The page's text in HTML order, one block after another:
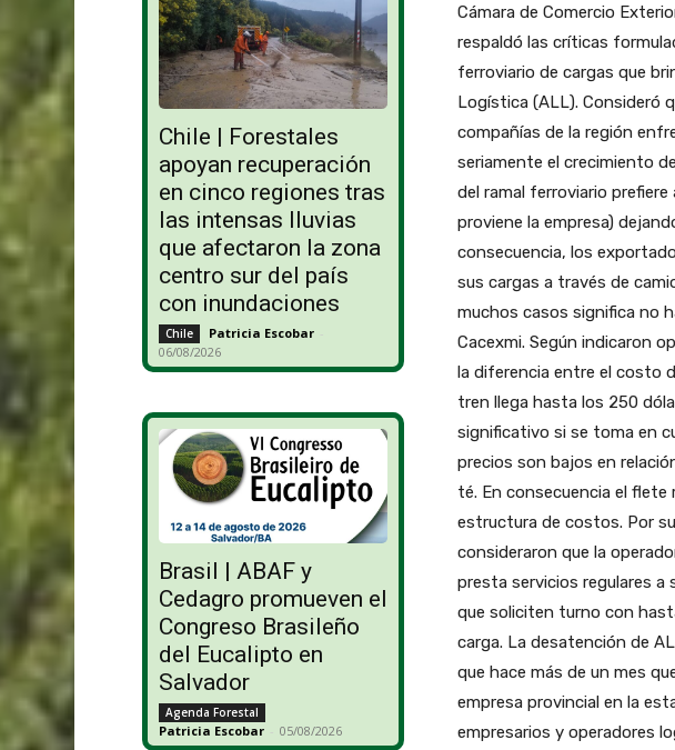
Chile | Forestales
apoyan recuperación
en cinco regiones tras
las intensas lluvias
que afectaron la zona
centro sur del país
con inundaciones
Chile Patricia Escobar -
06/08/2026
Brasil | ABAF y
Cedagro promueven el
Congreso Brasileño
del Eucalipto en
Salvador
Agenda Forestal
Patricia Escobar - 05/08/2026
Cámara de Comercio
respaldó las críticas
ferroviario de cargas que
Logística (ALL). Consideró
compañías de la región
seriamente el crecimiento
del ramal ferroviario
proviene la empresa)
consecuencia, los
sus cargas a través de
muchos casos significa no
Cacexmi. Según indicaron
la diferencia entre el costo
tren llega hasta los 250
significativo si se toma en
precios son bajos en
té. En consecuencia el
estructura de costos. Por
consideraron que la
presta servicios regulares a
que soliciten turno con
carga. La desatención de
que hace más de un mes
empresa provincial en la
empresarios y operadores